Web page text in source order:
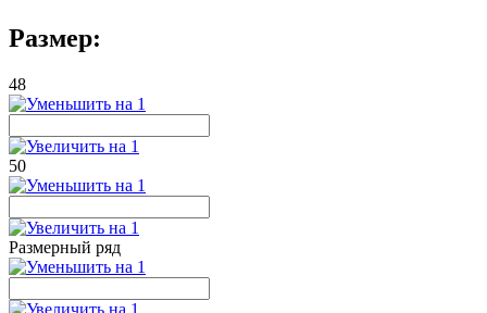
Размер:
48
50
Размерный ряд